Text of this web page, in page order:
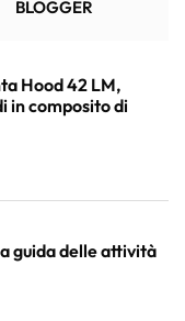
BLOGGER
Hood 42 LM,
in composito di
guida delle attività